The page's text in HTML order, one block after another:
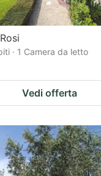
· 1 Camera da letto
Vedi offerta